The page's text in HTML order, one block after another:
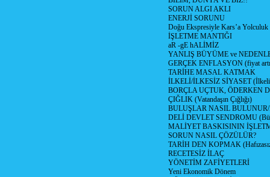
SORUN ALGI AKLI
ENERJİ SORUNU
Doğu Ekspresiyle Kars’a Yolculuk
İŞLETME MANTIĞI
aR -gE hALİMİZ
YANLIŞ BÜYÜME ve
GERÇEK ENFLASYON (fiyat
TARİHE MASAL KATMAK
İLKELİ/İLKESİZ SİYASET
BORÇLA UÇTUK, ÖDERKEN
ÇIĞLIK (Vatandaşın Çığlığı)
BULUŞLAR NASIL
DELİ DEVLET SENDROMU
MALİYET BASKISININ
SORUN NASIL ÇÖZÜLÜR?
TARİH DEN KOPMAK
RECETESİZ İLAÇ
YÖNETİM ZAFİYETLERİ
Yeni Ekonomik Dönem